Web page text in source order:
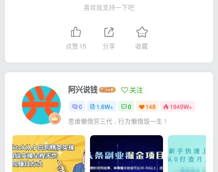
喜欢就支持一下吧
点赞 15 分享 收藏
阿兴说钱 关注
0 1.6W+ 0 148 1949W+
思维懒惰穷三代 , 行为懒惰毁一生 !